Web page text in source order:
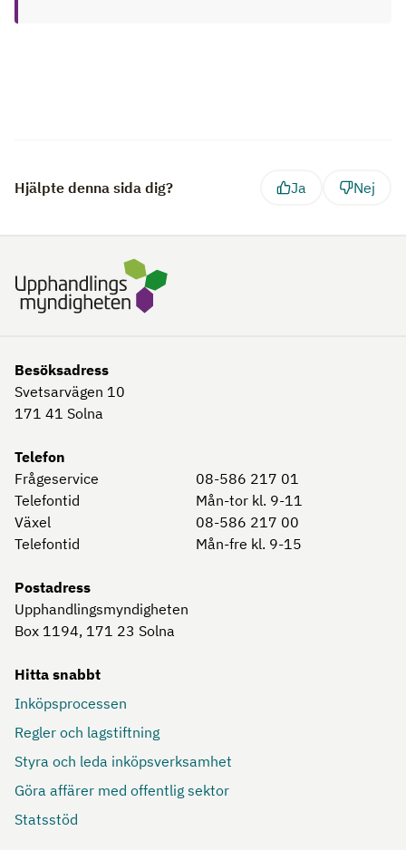
Hjälpte denna sida dig? Ja Nej
Besöksadress
Svetsarvägen 10
171 41 Solna
Telefon
Frågeservice
08-586 217 01
Telefontid
Mån-tor kl. 9-11
Växel
08-586 217 00
Telefontid
Mån-fre kl. 9-15
Postadress
Upphandlingsmyndigheten
Box 1194, 171 23 Solna
Hitta snabbt
Inköpsprocessen
Regler och lagstiftning
Styra och leda inköpsverksamhet
Göra affärer med offentlig sektor
Statsstöd